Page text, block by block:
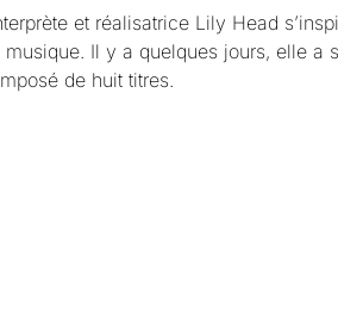
et réalisatrice Lily Head
Il y a quelques jours, elle a
de huit titres.